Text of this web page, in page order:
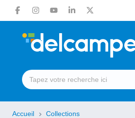
Accueil Collections